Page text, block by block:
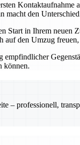
Kontaktaufnahme
macht den
Start in Ihrem neuen
auf den Umzug
empfindlicher
können.
– professionell,